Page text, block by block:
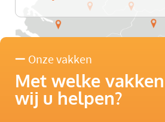
Onze vakken
Met welke
wij u helpen?